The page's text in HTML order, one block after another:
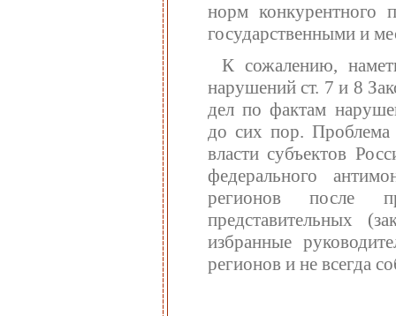
норм конкурентного
государственными и
К сожалению,
нарушений ст. 7 и 8
дел по фактам
до сих пор. Проблема
власти субъектов
федерального
регионов после
представительных
избранные
регионов и не всегда